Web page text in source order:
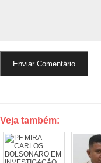
Veja também: